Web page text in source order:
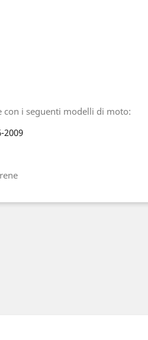
i seguenti modelli di moto:
2009